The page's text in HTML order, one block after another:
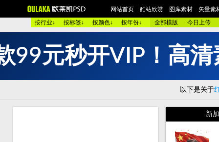
网站首页 酷站欣赏 图库素材
矢量素
按行业↓
按标签↓ 按颜色↓ 按年份↓ 全部模版 今日上传
图 库： 欧美酷图 平面设计 艺术摄影 包装设计 时装展示
颜 色 >> 黑色酷站 白色酷站 红色酷站 蓝色酷站
汽车交通 美容化妆
购物商店 网络游戏 个人网站 集团企业 酒店宾馆
数码相机 珠宝首饰
蓝色模板 紫色模板
99元秒开V P ！ 高清
以下是关于
新